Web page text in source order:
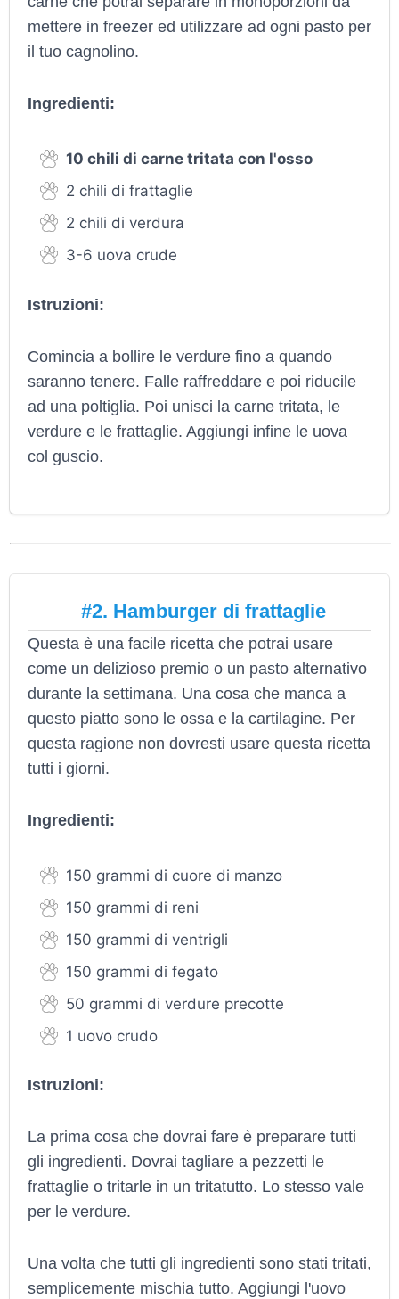
mettere in freezer ed utilizzare ad ogni pasto per
il tuo cagnolino.
Ingredienti:
10 chili di carne tritata con l'osso
2 chili di frattaglie
2 chili di verdura
3-6 uova crude
Istruzioni:
Comincia a bollire le verdure fino a quando
saranno tenere. Falle raffreddare e poi riducile
ad una poltiglia. Poi unisci la carne tritata, le
verdure e le frattaglie. Aggiungi infine le uova
col guscio.
#2. Hamburger di frattaglie
Questa è una facile ricetta che potrai usare
come un delizioso premio o un pasto alternativo
durante la settimana. Una cosa che manca a
questo piatto sono le ossa e la cartilagine. Per
questa ragione non dovresti usare questa ricetta
tutti i giorni.
Ingredienti:
150 grammi di cuore di manzo
150 grammi di reni
150 grammi di ventrigli
150 grammi di fegato
50 grammi di verdure precotte
1 uovo crudo
Istruzioni:
La prima cosa che dovrai fare è preparare tutti
gli ingredienti. Dovrai tagliare a pezzetti le
frattaglie o tritarle in un tritatutto. Lo stesso vale
per le verdure.
Una volta che tutti gli ingredienti sono stati tritati,
semplicemente mischia tutto. Aggiungi l'uovo